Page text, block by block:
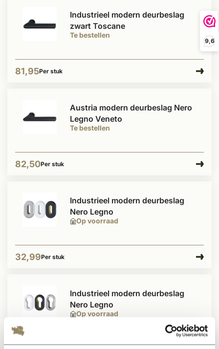
9,6
Te bestellen
Industrieel modern deurbeslag
zwart Toscane
81,95Per stuk
Te bestellen
Austria modern deurbeslag Nero
Legno Veneto
82,50Per stuk
Op voorraad
Industrieel modern deurbeslag
Nero Legno
32,99Per stuk
Op voorraad
Industrieel modern deurbeslag
Nero Legno